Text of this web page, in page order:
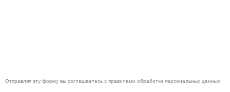
Отправляя эту форму вы соглашаетесь с правилами обработки персональных данных